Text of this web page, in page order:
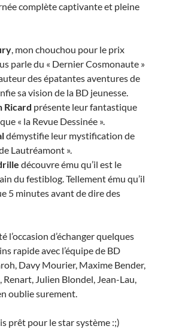
complète captivante et pleine
, mon chouchou pour le prix
parle du « Dernier Cosmonaute »
des épatantes aventures de
sa vision de la BD jeunesse.
Ricard présente leur fantastique
« la Revue Dessinée ».
démystifie leur mystification de
Lautréamont ».
découvre ému qu’il est le
du festiblog. Tellement ému qu’il
5 minutes avant de dire des
l’occasion d’échanger quelques
rapide avec l’équipe de BD
Davy Mourier, Maxime Bender,
Renart, Julien Blondel, Jean-Lau,
oublie surement.
prêt pour le star système :;)